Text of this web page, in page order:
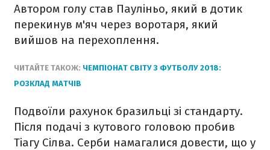
Автором голу став Пауліньо, який в дотик
перекинув м'яч через воротаря, який
вийшов на перехоплення.
ЧИТАЙТЕ ТАКОЖ: ЧЕМПІОНАТ СВІТУ З ФУТБОЛУ 2018:
РОЗКЛАД МАТЧІВ
Подвоїли рахунок бразильці зі стандарту.
Після подачі з кутового головою пробив
Тіагу Сілва. Серби намагалися довести, що у